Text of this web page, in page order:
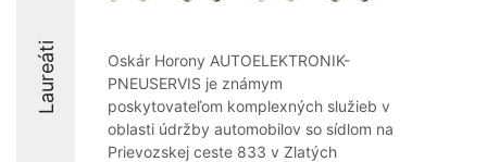
Laureáti
Oskár Horony AUTOELEKTRONIK-
PNEUSERVIS je známym
poskytovateľom komplexných služieb v
oblasti údržby automobilov so sídlom na
Prievozskej ceste 833 v Zlatých